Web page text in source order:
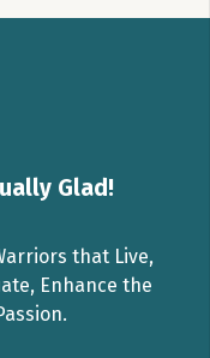
Glad!
that Live,
Enhance the